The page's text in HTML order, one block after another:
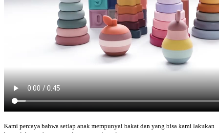
Kami percaya bahwa setiap anak mempunyai bakat dan yang bisa kami lakukan